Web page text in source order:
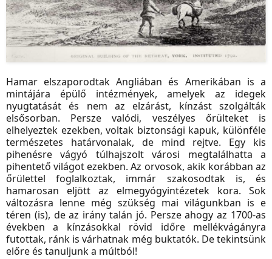
Hamar elszaporodtak Angliában és Amerikában is a
mintájára épülő intézmények, amelyek az idegek
nyugtatását és nem az elzárást, kínzást szolgálták
elsősorban. Persze valódi, veszélyes őrülteket is
elhelyeztek ezekben, voltak biztonsági kapuk, különféle
természetes határvonalak, de mind rejtve. Egy kis
pihenésre vágyó túlhajszolt városi megtalálhatta a
pihentető világot ezekben. Az orvosok, akik korábban az
őrülettel foglalkoztak, immár szakosodtak is, és
hamarosan eljött az elmegyógyintézetek kora. Sok
változásra lenne még szükség mai világunkban is e
téren (is), de az irány talán jó. Persze ahogy az 1700-as
években a kínzásokkal rövid időre mellékvágányra
futottak, ránk is várhatnak még buktatók. De tekintsünk
előre és tanuljunk a múltból!